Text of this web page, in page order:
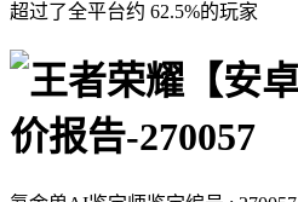
超过了全平台约 62.5%的玩家